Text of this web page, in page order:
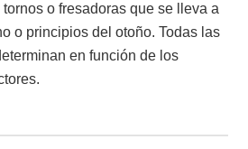
o fresadoras que se lleva a
o principios del otoño. Todas las
en función de los